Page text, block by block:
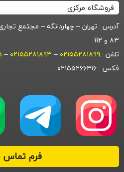
فروشگاه مرکزی
آدرس : تهران – چهاردانگه – مجتمع
۸۳ و 112
تلفن : ۰۲۱۵۵۲۸۱۸۹۹ – ۰۲۱۵۵۲۸۱۸۹۳ –
فکس : ۰۲۱۵۵۲۶۶۴۱۶
فرم تماس